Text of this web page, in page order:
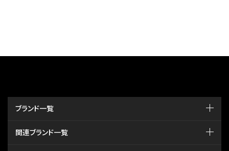
ブランド一覧
関連ブランド一覧